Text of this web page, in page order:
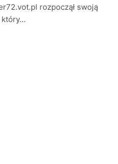
rozpoczął swoją
który…